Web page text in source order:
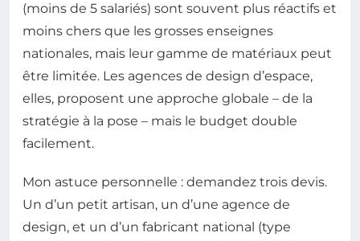
(moins de 5 salariés) sont souvent plus réactifs et
moins chers que les grosses enseignes
nationales, mais leur gamme de matériaux peut
être limitée. Les agences de design d’espace,
elles, proposent une approche globale – de la
stratégie à la pose – mais le budget double
facilement.
Mon astuce personnelle : demandez trois devis.
Un d’un petit artisan, un d’une agence de
design, et un d’un fabricant national (type